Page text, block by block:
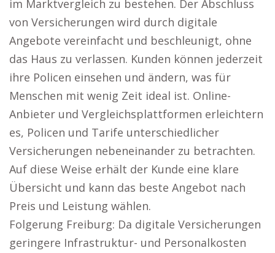
im Marktvergleich zu bestehen. Der Abschluss
von Versicherungen wird durch digitale
Angebote vereinfacht und beschleunigt, ohne
das Haus zu verlassen. Kunden können jederzeit
ihre Policen einsehen und ändern, was für
Menschen mit wenig Zeit ideal ist. Online-
Anbieter und Vergleichsplattformen erleichtern
es, Policen und Tarife unterschiedlicher
Versicherungen nebeneinander zu betrachten.
Auf diese Weise erhält der Kunde eine klare
Übersicht und kann das beste Angebot nach
Preis und Leistung wählen.
Folgerung Freiburg: Da digitale Versicherungen
geringere Infrastruktur- und Personalkosten